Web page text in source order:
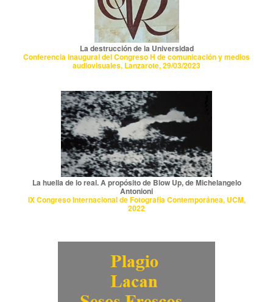
La destrucción de la Universidad
Conferencia inaugural del Congreso H de comunicación y medios
audiovisuales, Lanzarote, 29/03/2023
La huella de lo real. A propósito de Blow Up, de Michelangelo
Antonioni
IX Congreso Internacional de Fotografía Contemporánea, UCM,
2022